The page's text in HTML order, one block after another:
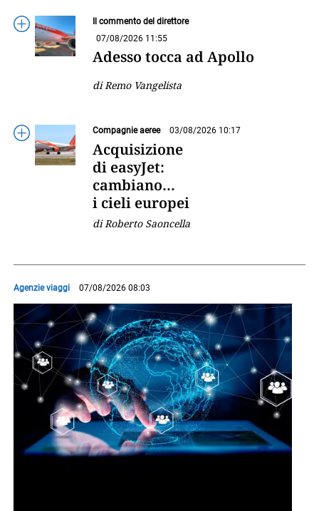
Il commento del direttore
07/08/2026 11:55
Adesso tocca ad Apollo
di Remo Vangelista
Compagnie aeree 03/08/2026 10:17
Acquisizione
di easyJet:
cambiano
i cieli europei
di Roberto Saoncella
Agenzie viaggi 07/08/2026 08:03